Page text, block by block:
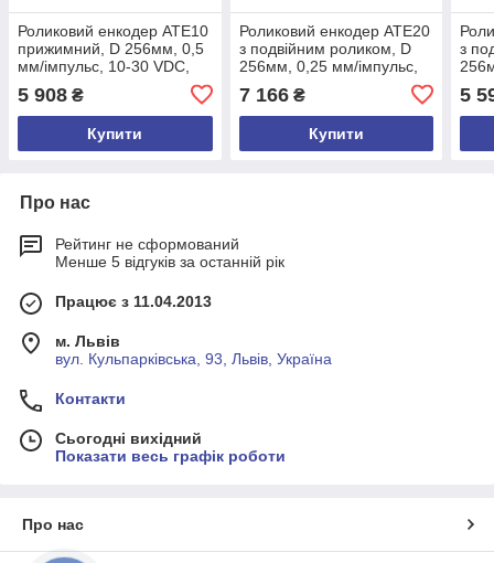
Роликовий енкодер ATE10
прижимний, D 256мм, 0,5
мм/імпульс, 10-30 VDC,
A,/A,B,/B,Z,/Z, кабель 3м
5 908 ₴
Купити
Роликовий енкодер ATE20
з подвійним роликом, D
256мм, 0,25 мм/імпульс,
5-30 VDC, A,/A,B,/B,Z,/Z,
M16/8pin
7 166₴
Купити
з
3м
5
Про нас
Рейтинг не сформований
Менше 5 відгуків за останній рік
Працює з 11.04.2013
м. Львів
вул. Кульпарківська, 93, Львів, Україна
Контакти
Сьогодні вихідний
Показати весь графік роботи
Про нас